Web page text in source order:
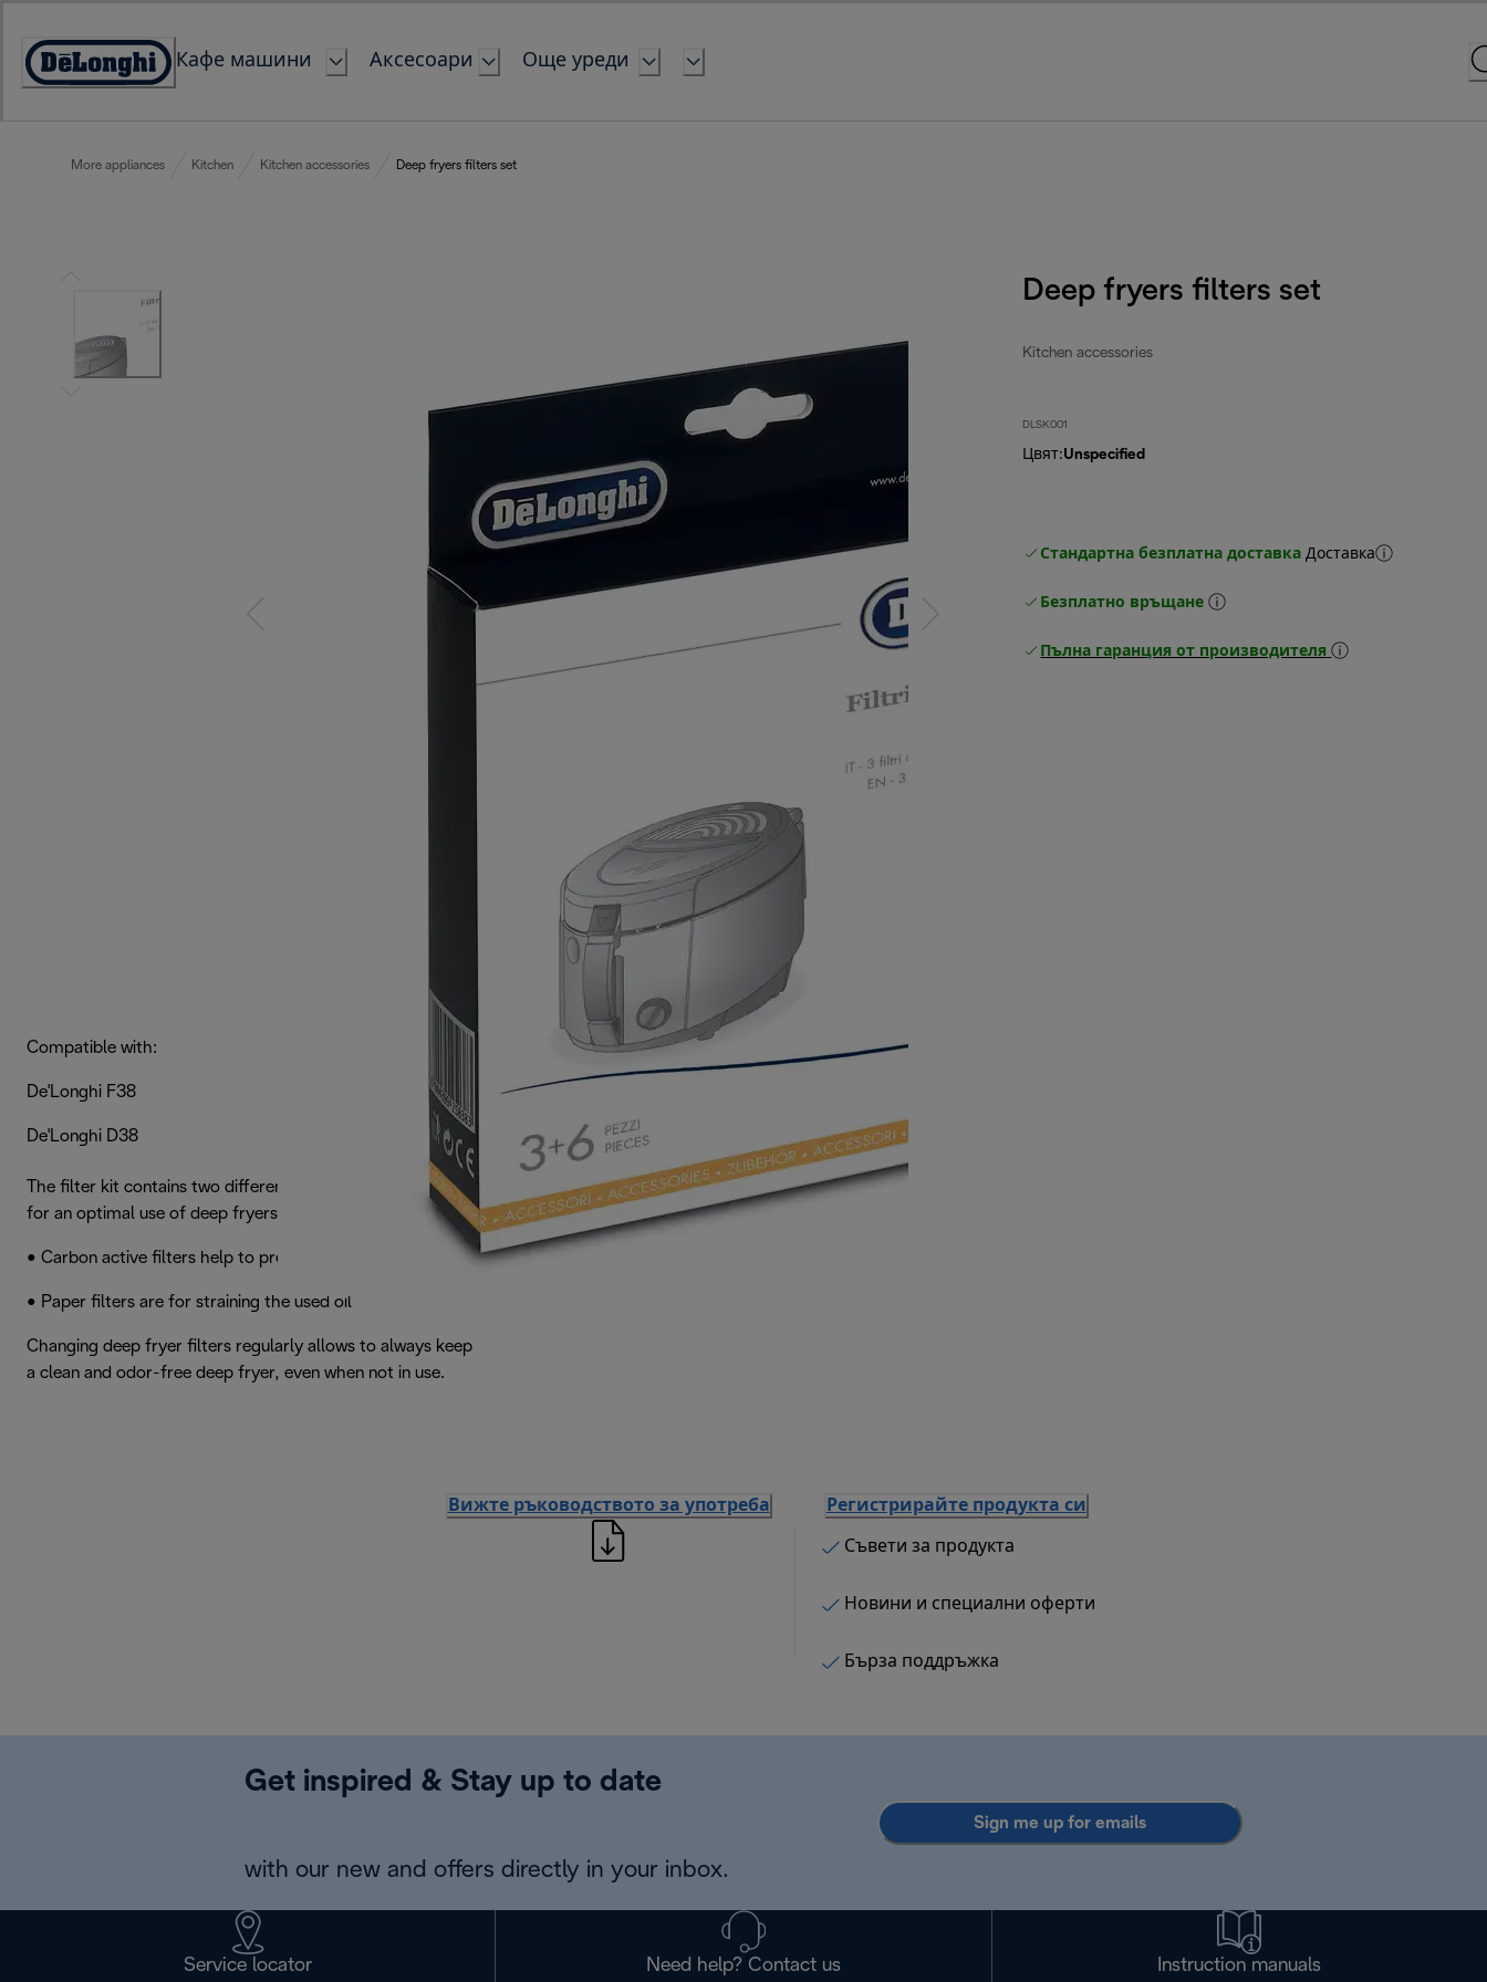
Content
Accessibility
Кафе машини Аксесоари Още уреди
More appliances Kitchen Kitchen accessories Deep fryers filters set
Deep fryers filters set
Kitchen accessories
DLSK001
Цвят:Unspecified
Стандартна безплатна доставка Доставка
Безплатно връщане
Пълна гаранция от производителя
Compatible with:
De'Longhi F38
De'Longhi D38
The filter kit contains two different types of filters, useful
for an optimal use of deep fryers:
• Carbon active filters help to prevent odors
• Paper filters are for straining the used oil
Changing deep fryer filters regularly allows to always keep
a clean and odor-free deep fryer, even when not in use.
Вижте ръководството за употреба Регистрирайте продукта си
Съвети за продукта
Новини и специални оферти
Бърза поддръжка
Get inspired & Stay up to date
with our new and offers directly in your inbox.
Sign me up for emails
Service locator Need help? Contact us Instruction manuals